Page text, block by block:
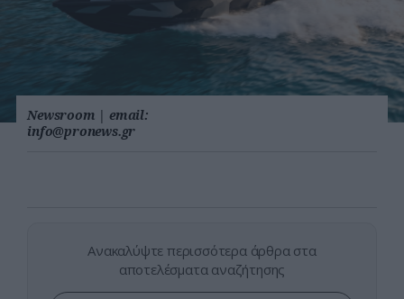
Newsroom | email:
info@pronews.gr
Ανακαλύψτε περισσότερα άρθρα στα
αποτελέσματα αναζήτησης